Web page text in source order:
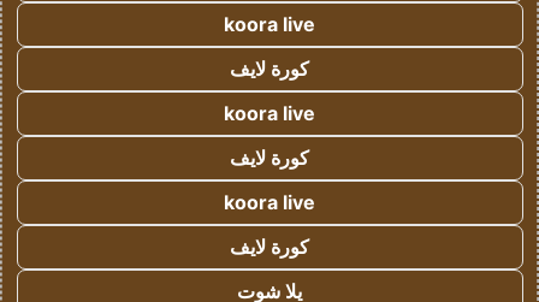
koora live
كورة لايف
koora live
كورة لايف
koora live
كورة لايف
يلا شوت